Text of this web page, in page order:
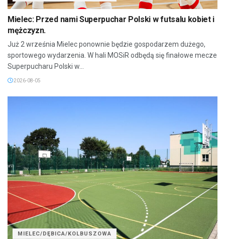
Mielec: Przed nami Superpuchar Polski w futsalu kobiet i
mężczyzn.
Już 2 września Mielec ponownie będzie gospodarzem dużego,
sportowego wydarzenia. W hali MOSiR odbędą się finałowe mecze
Superpucharu Polski w...
2026-08-05
MIELEC/DĘBICA/KOLBUSZOWA